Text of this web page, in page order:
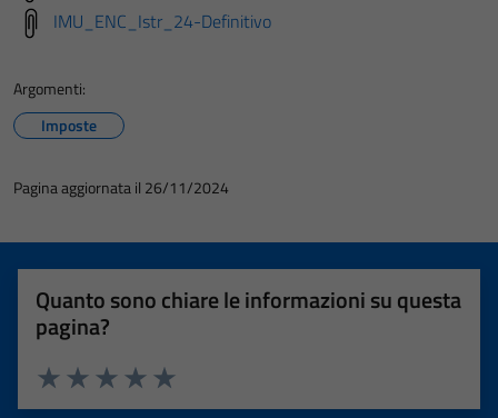
IMU_ENC_Istr_24-Definitivo
Argomenti:
Imposte
Pagina aggiornata il 26/11/2024
Quanto sono chiare le informazioni su questa
pagina?
Valuta 5 stelle su 5
Valuta 4 stelle su 5
Valuta 3 stelle su 5
Valuta 2 stelle su 5
Valuta 1 stelle su 5